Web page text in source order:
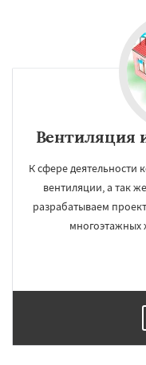
Вентиляция
К сфере деятельности
вентиляции, а так
разрабатываем
многоэтажных